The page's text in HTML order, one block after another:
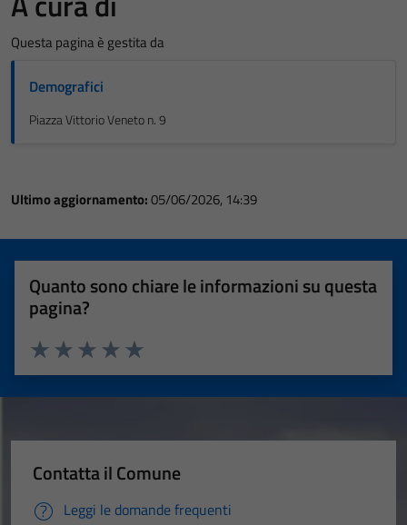
Questa pagina è gestita da
Demografici
Piazza Vittorio Veneto n. 9
Ultimo aggiornamento:05/06/2026, 14:39
Quanto sono chiare le informazioni su questa
pagina?
Valuta 5 stelle su 5
Valuta 4 stelle su 5
Valuta 3 stelle su 5
Valuta 2 stelle su 5
Valuta 1 stelle su 5
Contatta il Comune
Leggi le domande frequenti